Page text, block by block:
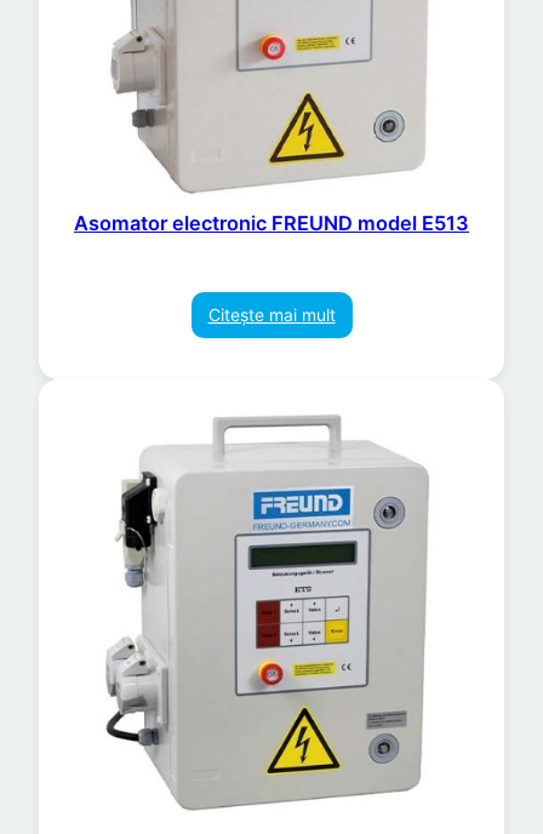
Asomator electronic FREUND model E513
Citește mai mult